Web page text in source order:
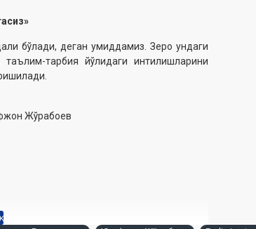
бўлади, деган умиддамиз. Зеро ундаги
тарбия йўлидаги интилишларини
Жўрабоев